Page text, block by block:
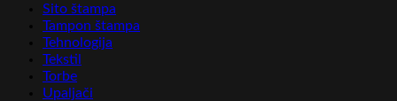
Sito štampa
Tampon štampa
Tehnologija
Tekstil
Torbe
Upaljači